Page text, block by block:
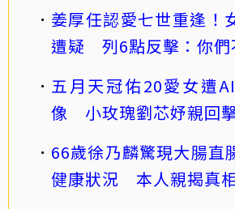
姜厚任認愛七世重逢！
遭疑 列6點反擊：你們
五月天冠佑20愛女遭
像 小玫瑰劉芯妤親回
66歲徐乃麟驚現大腸直
健康狀況 本人親揭真